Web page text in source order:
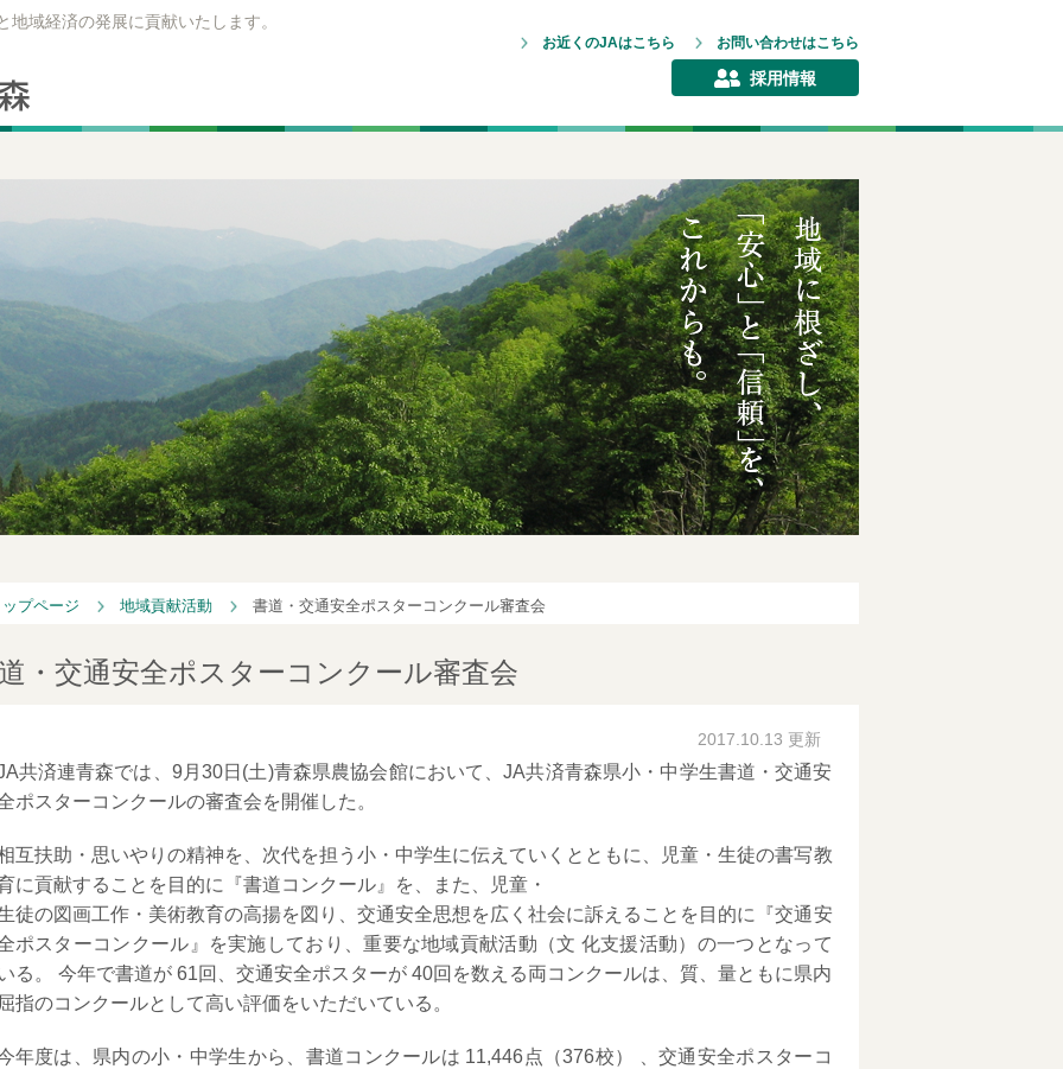
域経済の発展に貢献いたします。
お近くのJAはこちら お問い合わせはこちら
採用情報
プページ 地域貢献活動 書道・交通安全ポスターコンクール審査会
・交通安全ポスターコンクール審査会
2017.10.13 更新
共済連青森では、9月30日(土)青森県農協会館において、JA共済青森県小・中学生書道・交通安
ポスターコンクールの審査会を開催した。
互扶助・思いやりの精神を、次代を担う小・中学生に伝えていくとともに、児童・生徒の書写教
に貢献することを目的に『書道コンクール』を、また、児童・
徒の図画工作・美術教育の高揚を図り、交通安全思想を広く社会に訴えることを目的に『交通安
ポスターコンクール』を実施しており、重要な地域貢献活動（文 化支援活動）の一つとなって
る。 今年で書道が 61回、交通安全ポスターが 40回を数える両コンクールは、質、量ともに県内
指のコンクールとして高い評価をいただいている。
年度は、県内の小・中学生から、書道コンクールは 11,446点（376校） 、交通安全ポスターコ